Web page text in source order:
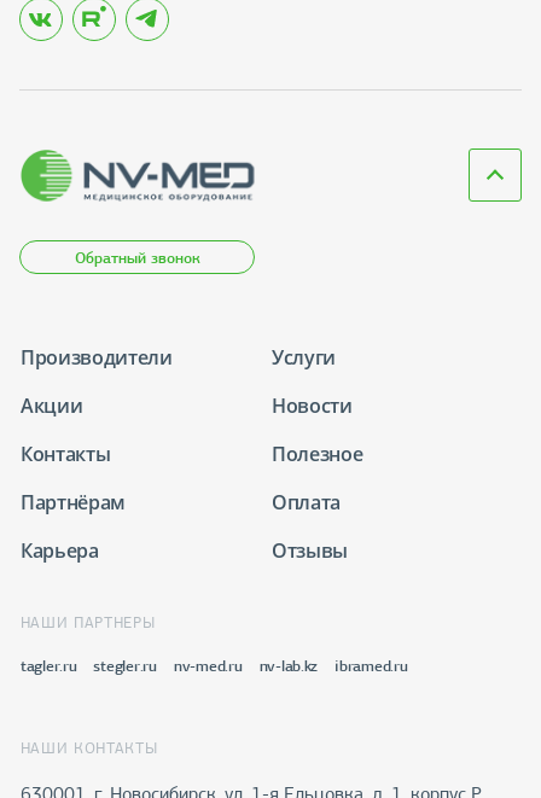
Обратный звонок
Производители
Услуги
Акции
Новости
Контакты
Полезное
Партнёрам
Оплата
Карьера
Отзывы
НАШИ ПАРТНЕРЫ
tagler.ru stegler.ru nv-med.ru nv-lab.kz ibramed.ru
НАШИ КОНТАКТЫ